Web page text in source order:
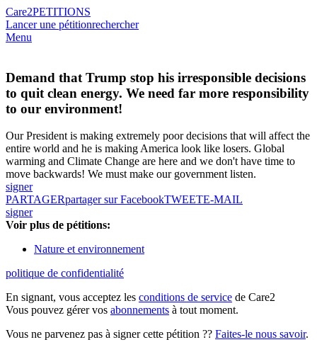
Care2PETITIONS
Lancer une pétitionrechercher
Menu
Demand that Trump stop his irresponsible decisions
to quit clean energy. We need far more responsibility
to our environment!
Our President is making extremely poor decisions that will affect the
entire world and he is making America look like losers. Global
warming and Climate Change are here and we don't have time to
move backwards! We must make our government listen.
signer
PARTAGERpartager sur FacebookTWEETE-MAIL
signer
Voir plus de pétitions:
Nature et environnement
politique de confidentialité
En signant, vous acceptez les conditions de service de Care2
Vous pouvez gérer vos abonnements à tout moment.
Vous ne parvenez pas à signer cette pétition ?? Faites-le nous savoir.